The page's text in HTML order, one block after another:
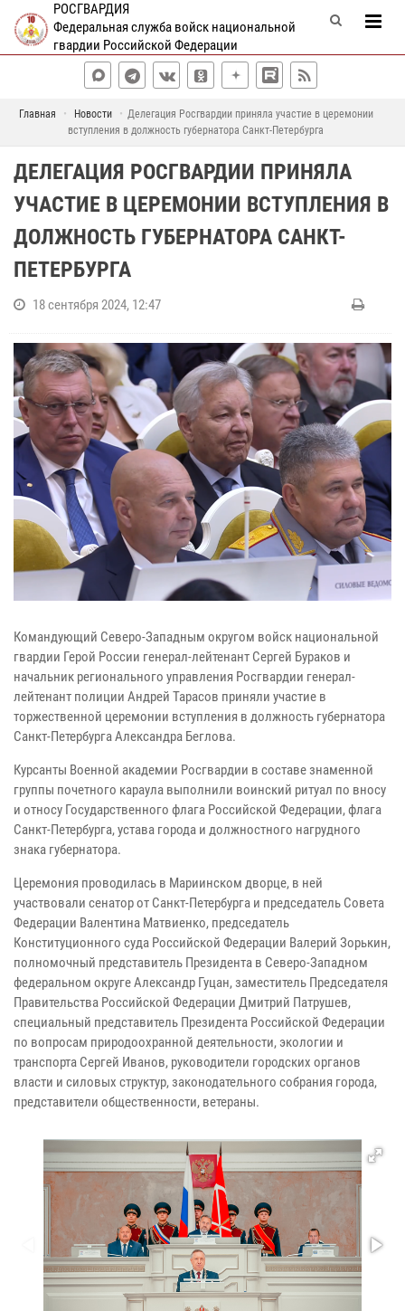
РОСГВАРДИЯ
Федеральная служба войск национальной
гвардии Российской Федерации
Главная Новости
Делегация Росгвардии приняла участие в церемонии
вступления в должность губернатора Санкт-Петербурга
ДЕЛЕГАЦИЯ РОСГВАРДИИ ПРИНЯЛА
УЧАСТИЕ В ЦЕРЕМОНИИ ВСТУПЛЕНИЯ В
ДОЛЖНОСТЬ ГУБЕРНАТОРА САНКТ-
ПЕТЕРБУРГА
18 сентября 2024, 12:47
Командующий Северо-Западным округом войск национальной
гвардии Герой России генерал-лейтенант Сергей Бураков и
начальник регионального управления Росгвардии генерал-
лейтенант полиции Андрей Тарасов приняли участие в
торжественной церемонии вступления в должность губернатора
Санкт-Петербурга Александра Беглова.
Курсанты Военной академии Росгвардии в составе знаменной
группы почетного караула выполнили воинский ритуал по вносу
и относу Государственного флага Российской Федерации, флага
Санкт-Петербурга, устава города и должностного нагрудного
знака губернатора.
Церемония проводилась в Мариинском дворце, в ней
участвовали сенатор от Санкт-Петербурга и председатель Совета
Федерации Валентина Матвиенко, председатель
Конституционного суда Российской Федерации Валерий Зорькин,
полномочный представитель Президента в Северо-Западном
федеральном округе Александр Гуцан, заместитель Председателя
Правительства Российской Федерации Дмитрий Патрушев,
специальный представитель Президента Российской Федерации
по вопросам природоохранной деятельности, экологии и
транспорта Сергей Иванов, руководители городских органов
власти и силовых структур, законодательного собрания города,
представители общественности, ветераны.